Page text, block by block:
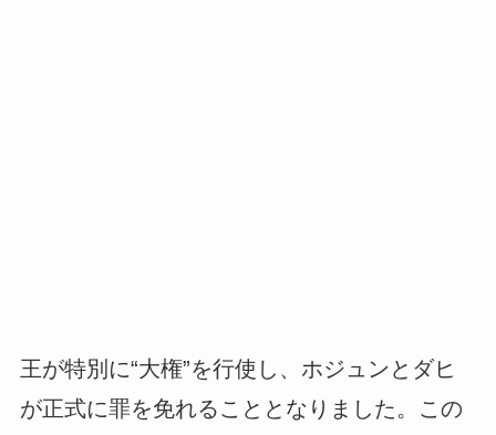
王が特別に“大権”を行使し、ホジュンとダヒ
が正式に罪を免れることとなりました。この